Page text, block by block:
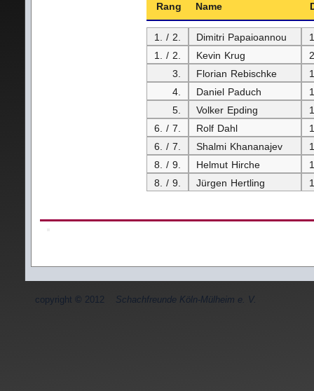
Rang Name
1. / 2. Dimitri Papaioannou
1. / 2.
Kevin Krug
3.
Florian Rebischke
4.
Daniel Paduch
5.
Volker Epding
6. / 7.
Rolf Dahl
6. / 7.
Shalmi Khananajev
8. / 9.
Helmut Hirche
8. / 9.
Jürgen Hertling
copyright © 2012 Schachfreunde Köln-Mülheim e. V.